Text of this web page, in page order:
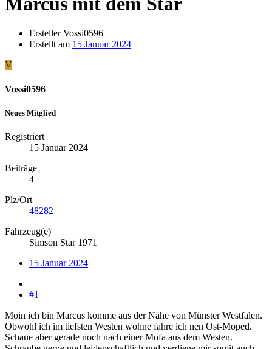
ErstellerVossi0596
Erstellt am 15 Januar 2024
V
Vossi0596
Neues Mitglied
Registriert
15 Januar 2024
Beiträge
4
Plz/Ort
48282
Fahrzeug(e)
Simson Star 1971
15 Januar 2024
#1
Moin ich bin Marcus komme aus der Nähe von Münster Westfalen.
Obwohl ich im tiefsten Westen wohne fahre ich nen Ost-Moped.
Schaue aber gerade noch nach einer Mofa aus dem Westen.